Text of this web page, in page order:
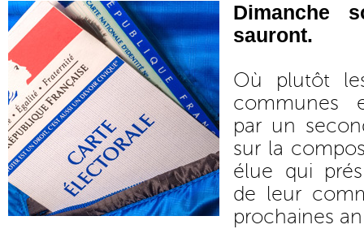
Dimanche
sauront.
Où plutôt
communes
par un
sur la
élue qui
de leur
prochaines